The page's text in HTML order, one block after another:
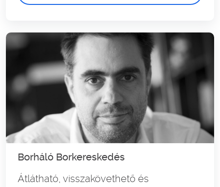
Borháló Borkereskedés
Átlátható, visszakövethető és